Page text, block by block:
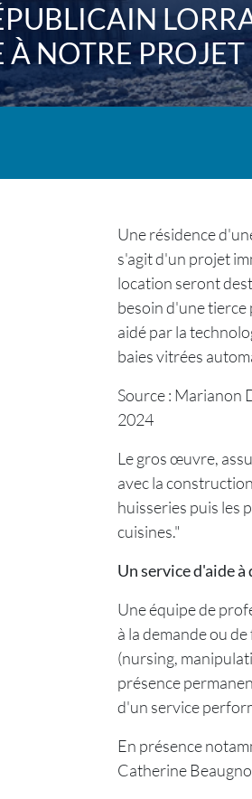
À NOTRE
Une résidence
s'agit d'un projet
location seront
besoin d'une tierce
aidé par la
baies vitrées
Source : Marianon
2024
Le gros œuvre,
avec la
huisseries puis les
cuisines."
Un service d'aide
Une équipe de
à la demande ou
(nursing,
présence
d'un service
En présence
Catherine